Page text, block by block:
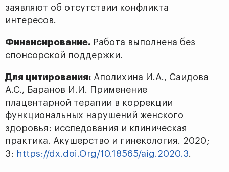
заявляют об отсутствии конфликта
интересов.
Финансирование. Работа выполнена без
спонсорской поддержки.
Для цитирования: Аполихина И.А., Саидова
А.С., Баранов И.И. Применение
плацентарной терапии в коррекции
функциональных нарушений женского
здоровья: исследования и клиническая
практика. Акушерство и гинекология. 2020;
3: https://dx.doi.Org/10.18565/aig.2020.3.